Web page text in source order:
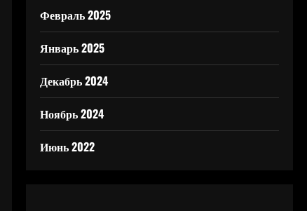
Февраль 2025
Январь 2025
Декабрь 2024
Ноябрь 2024
Июнь 2022